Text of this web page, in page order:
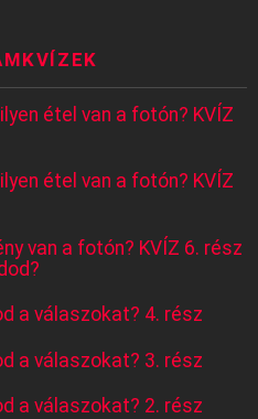
étel van a fotón? KVÍZ
étel van a fotón? KVÍZ
van a fotón? KVÍZ 6. rész
a válaszokat? 4. rész
a válaszokat? 3. rész
a válaszokat? 2. rész